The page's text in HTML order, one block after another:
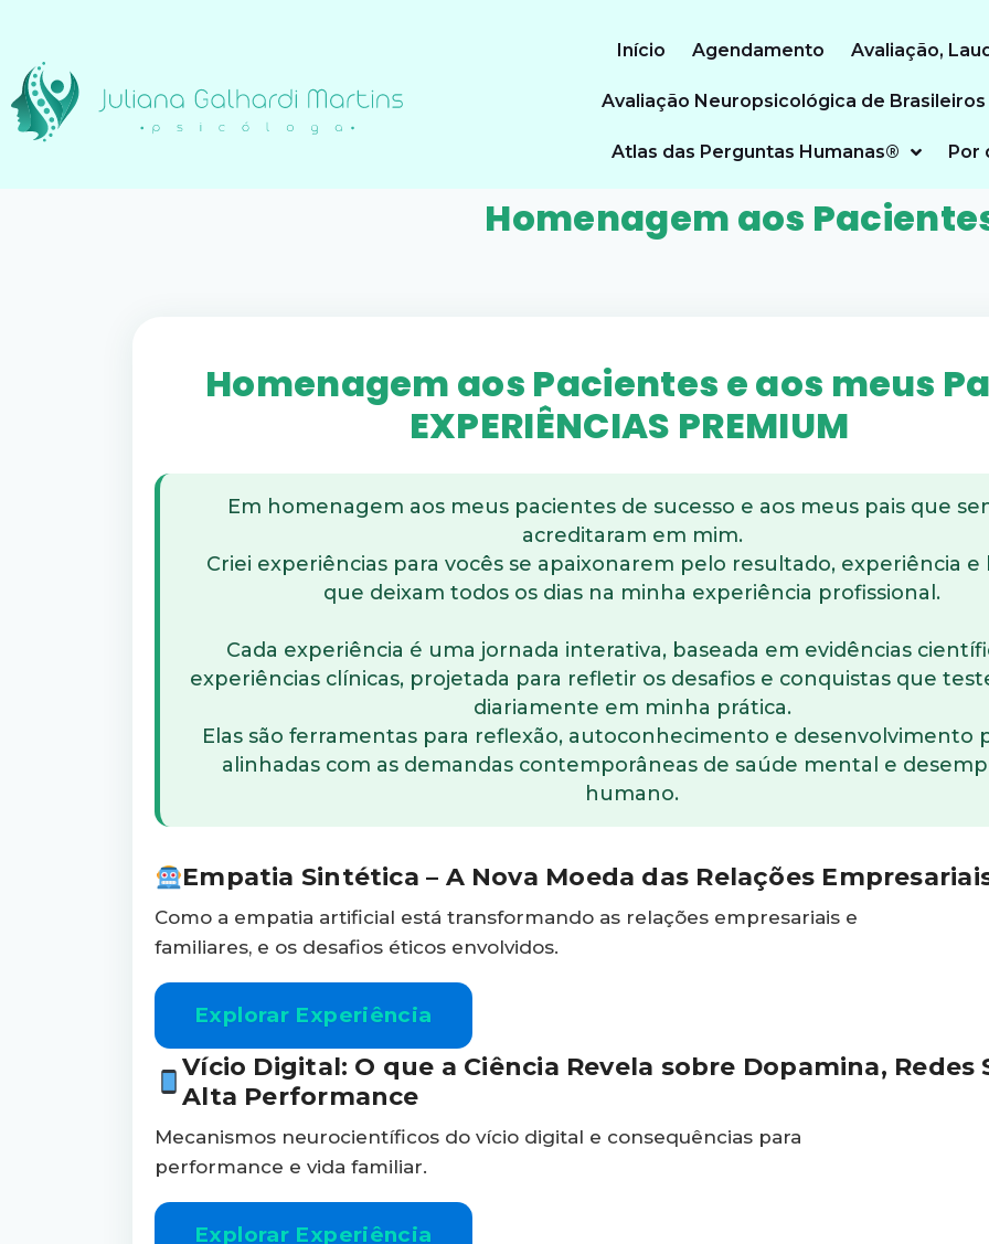
Início Agendamento Avaliação,
Avaliação Neuropsicológica de
Atlas das Perguntas Humanas® Por
Homenagem aos
Homenagem aos Pacientes e aos meus
EXPERIÊNCIAS PREMIUM
Em homenagem aos meus pacientes de sucesso e aos meus pais que
acreditaram em mim.
Criei experiências para vocês se apaixonarem pelo resultado, experiência e
que deixam todos os dias na minha experiência profissional.
Cada experiência é uma jornada interativa, baseada em evidências
experiências clínicas, projetada para refletir os desafios e conquistas que
diariamente em minha prática.
Elas são ferramentas para reflexão, autoconhecimento e desenvolvimento
alinhadas com as demandas contemporâneas de saúde mental e
humano.
Empatia Sintética – A Nova Moeda das Relações
Como a empatia artificial está transformando as relações empresariais e
familiares, e os desafios éticos envolvidos.
Explorar Experiência
Vício Digital: O que a Ciência Revela sobre Dopamina, Redes
Alta Performance
Mecanismos neurocientíficos do vício digital e consequências para
performance e vida familiar.
Explorar Experiência